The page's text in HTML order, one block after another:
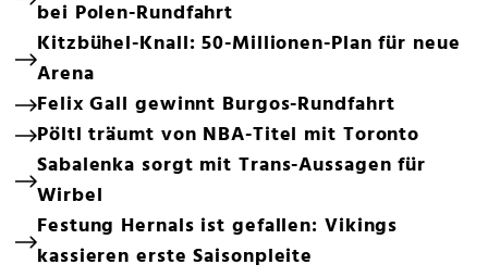
bei Polen-Rundfahrt
Kitzbühel-Knall: 50-Millionen-Plan für neue
Arena
Felix Gall gewinnt Burgos-Rundfahrt
Pöltl träumt von NBA-Titel mit Toronto
Sabalenka sorgt mit Trans-Aussagen für
Wirbel
Festung Hernals ist gefallen: Vikings
kassieren erste Saisonpleite